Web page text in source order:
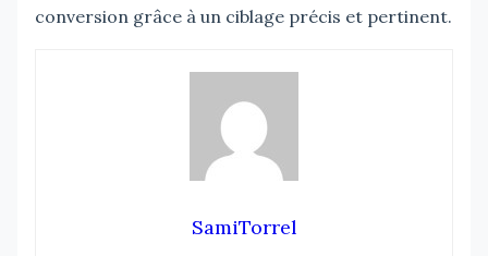
conversion grâce à un ciblage précis et pertinent.
SamiTorrel